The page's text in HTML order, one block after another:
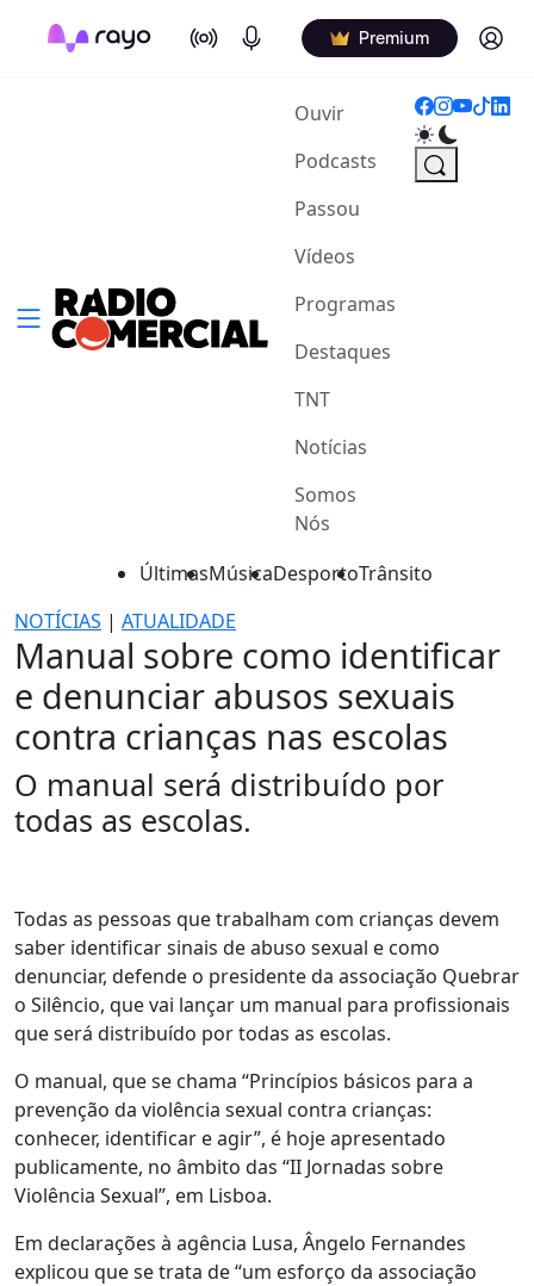
On Air Podcasts Premium Log in
Ouvir(current)
Podcasts
Passou
Vídeos
Programas
Destaques
TNT
Notícias
Somos
Nós
ÚltimasMúsicaDesportoTrânsito
NOTÍCIAS | ATUALIDADE
Manual sobre como identificar
e denunciar abusos sexuais
contra crianças nas escolas
O manual será distribuído por
todas as escolas.
Todas as pessoas que trabalham com crianças devem
saber identificar sinais de abuso sexual e como
denunciar, defende o presidente da associação Quebrar
o Silêncio, que vai lançar um manual para profissionais
que será distribuído por todas as escolas.
O manual, que se chama “Princípios básicos para a
prevenção da violência sexual contra crianças:
conhecer, identificar e agir”, é hoje apresentado
publicamente, no âmbito das “II Jornadas sobre
Violência Sexual”, em Lisboa.
Em declarações à agência Lusa, Ângelo Fernandes
explicou que se trata de “um esforço da associação